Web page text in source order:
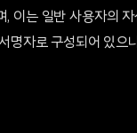
이는 일반 사용자의 자
명자로 구성되어 있으